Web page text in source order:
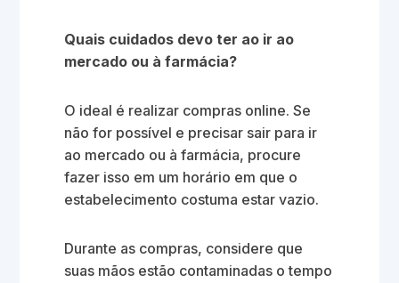
Quais cuidados devo ter ao ir ao
mercado ou à farmácia?
O ideal é realizar compras online. Se
não for possível e precisar sair para ir
ao mercado ou à farmácia, procure
fazer isso em um horário em que o
estabelecimento costuma estar vazio.
Durante as compras, considere que
suas mãos estão contaminadas o tempo